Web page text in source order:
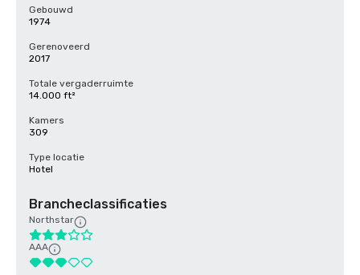
Gebouwd
1974
Gerenoveerd
2017
Totale vergaderruimte
14.000 ft²
Kamers
309
Type locatie
Hotel
Brancheclassificaties
Northstar
AAA